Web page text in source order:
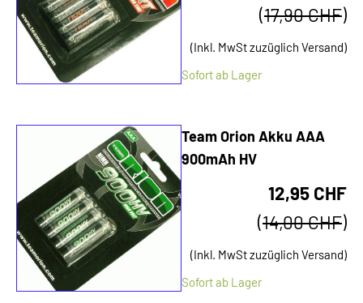
(17,90 CHF)
(Inkl. MwSt zuzüglich Versand)
Sofort ab Lager
Team Orion Akku AAA
900mAh HV
12,95 CHF
(14,00 CHF)
(Inkl. MwSt zuzüglich Versand)
Sofort ab Lager